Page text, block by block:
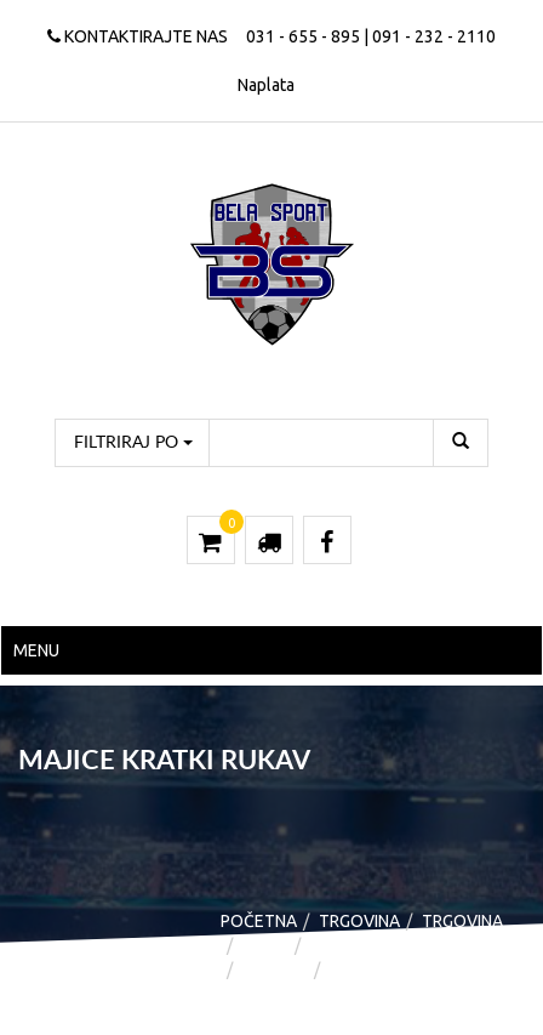
KONTAKTIRAJTE NAS 031 - 655 - 895 | 091 - 232 - 2110
Naplata
FILTRIRAJ PO
0
MENU
MAJICE KRATKI RUKAV
POČETNA TRGOVINA
TRGOVINA